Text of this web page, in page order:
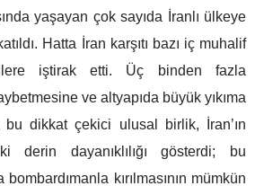
yaşayan çok sayıda İranlı ülkeye
Hatta İran karşıtı bazı iç muhalif
iştirak etti. Üç binden fazla
ve altyapıda büyük yıkıma
bu dikkat çekici ulusal birlik, İran’ın
derin dayanıklılığı gösterdi; bu
bombardımanla kırılmasının mümkün